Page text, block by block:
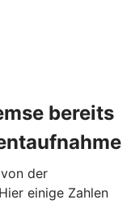
bereits
der
einige Zahlen